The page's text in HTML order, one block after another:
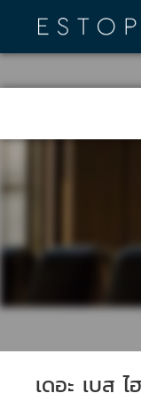
เดอะ เบส